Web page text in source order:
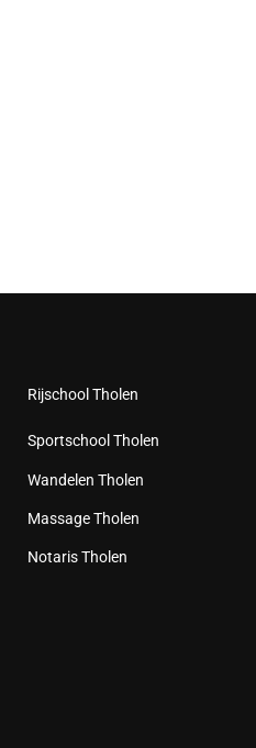
Rijschool Tholen
Sportschool Tholen
Wandelen Tholen
Massage Tholen
Notaris Tholen